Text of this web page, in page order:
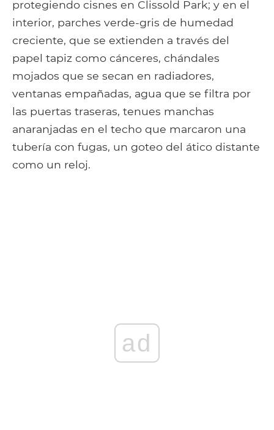
protegiendo cisnes en Clissold Park; y en el
interior, parches verde-gris de humedad
creciente, que se extienden a través del
papel tapiz como cánceres, chándales
mojados que se secan en radiadores,
ventanas empañadas, agua que se filtra por
las puertas traseras, tenues manchas
anaranjadas en el techo que marcaron una
tubería con fugas, un goteo del ático distante
como un reloj.
ad